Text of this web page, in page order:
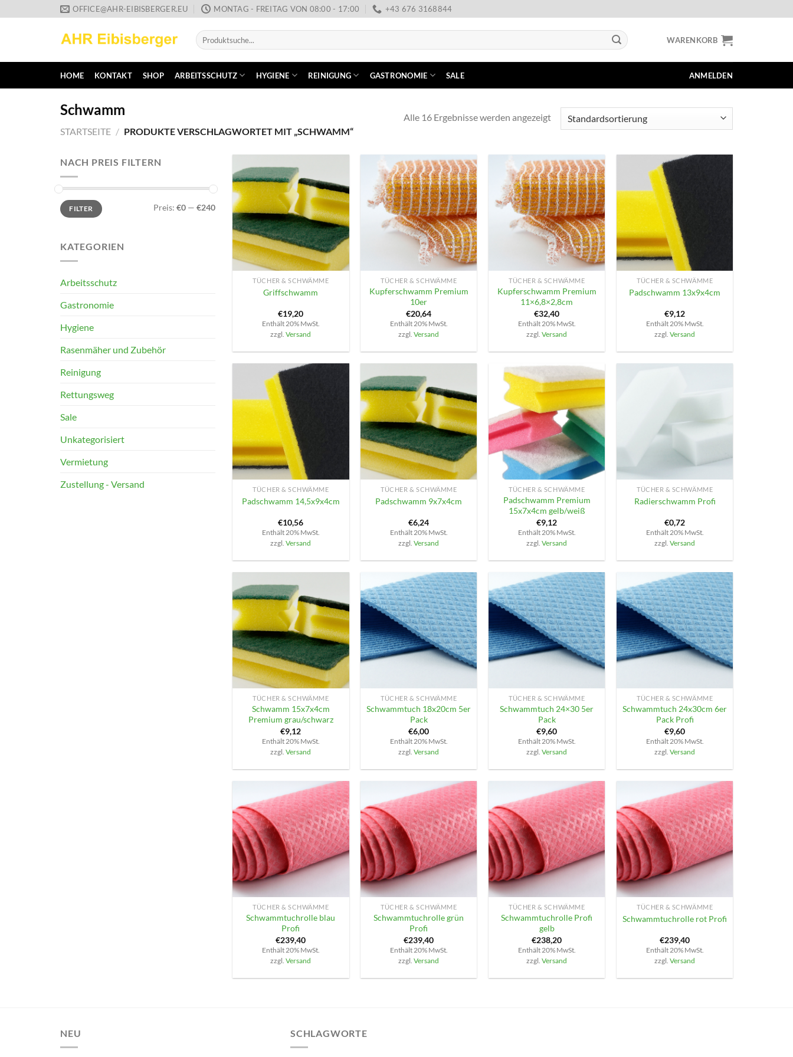
Inhalt
OFFICE@AHR-EIBISBERGER.EU MONTAG - FREITAG VON 08:00 - 17:00 +43 676 3168844
Suche
nach:
WARENKORB
HOME KONTAKT SHOP ARBEITSSCHUTZ HYGIENE REINIGUNG GASTRONOMIE SALE ANMELDEN
Schwamm
STARTSEITE / PRODUKTE VERSCHLAGWORTET MIT „SCHWAMM“
Alle 16 Ergebnisse werden angezeigt
NACH PREIS FILTERN
Min.
Preis
Max.
PreisFILTER Preis: €0— €240
KATEGORIEN
Arbeitsschutz
Gastronomie
Hygiene
Rasenmäher und Zubehör
Reinigung
Rettungsweg
Sale
Unkategorisiert
Vermietung
Zustellung - Versand
+
TÜCHER & SCHWÄMME
Griffschwamm
€19,20
Enthält 20% MwSt.
zzgl.Versand
TÜCHER & SCHWÄMME
Kupferschwamm Premium
10er
€20,64
Enthält 20% MwSt.
zzgl.Versand
TÜCHER & SCHWÄMME
Kupferschwamm Premium
11×6,8×2,8cm
€32,40
Enthält 20% MwSt.
zzgl.Versand
+
TÜCHER & SCHWÄMME
Padschwamm 13x9x4cm
€9,12
Enthält 20% MwSt.
zzgl.Versand
+
TÜCHER & SCHWÄMME
Padschwamm 14,5x9x4cm
€10,56
Enthält 20% MwSt.
zzgl.Versand
+
TÜCHER & SCHWÄMME
Padschwamm 9x7x4cm
€6,24
Enthält 20% MwSt.
zzgl.Versand
TÜCHER & SCHWÄMME
Padschwamm Premium
15x7x4cm gelb/weiß
€9,12
Enthält 20% MwSt.
zzgl.Versand
TÜCHER & SCHWÄMME
Radierschwamm Profi
€0,72
Enthält 20% MwSt.
zzgl.Versand
+
TÜCHER & SCHWÄMME
Schwamm 15x7x4cm
Premium grau/schwarz
€9,12
Enthält 20% MwSt.
zzgl.Versand
TÜCHER & SCHWÄMME
Schwammtuch 18x20cm 5er
Pack
€6,00
Enthält 20% MwSt.
zzgl.Versand
TÜCHER & SCHWÄMME
Schwammtuch 24×30 5er
Pack
€9,60
Enthält 20% MwSt.
zzgl.Versand
TÜCHER & SCHWÄMME
Schwammtuch 24x30cm 6er
Pack Profi
€9,60
Enthält 20% MwSt.
zzgl.Versand
+
TÜCHER & SCHWÄMME
Schwammtuchrolle blau
Profi
€239,40
Enthält 20% MwSt.
zzgl.Versand
+
TÜCHER & SCHWÄMME
Schwammtuchrolle grün
Profi
€239,40
Enthält 20% MwSt.
zzgl.Versand
+
TÜCHER & SCHWÄMME
Schwammtuchrolle Profi
gelb
€238,20
Enthält 20% MwSt.
zzgl.Versand
+
TÜCHER & SCHWÄMME
Schwammtuchrolle rot Profi
€239,40
Enthält 20% MwSt.
zzgl.Versand
NEU SCHLAGWORTE